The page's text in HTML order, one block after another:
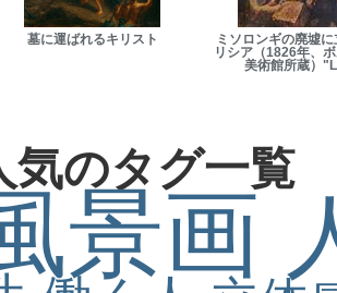
墓に運ばれるキリスト
ミソロンギの廃墟
リシア（1826年、
美術館所蔵）
気のタグ一覧
景画